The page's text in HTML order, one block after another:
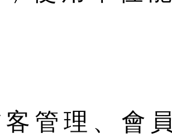
管理、會員